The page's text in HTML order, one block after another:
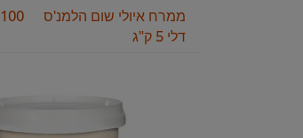
ממרח איולי שום הלמנ'ס
דלי 5 ק"ג
100 גרם